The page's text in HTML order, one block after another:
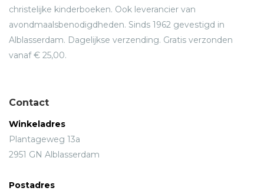
christelijke kinderboeken. Ook leverancier van
avondmaalsbenodigdheden. Sinds 1962 gevestigd in
Alblasserdam. Dagelijkse verzending. Gratis verzonden
vanaf € 25,00.
Contact
Winkeladres
Plantageweg 13a
2951 GN Alblasserdam
Postadres